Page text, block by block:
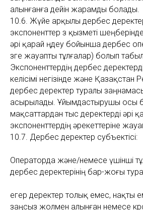
алынғанға дейін жарамды болады.
10.6. Жүйе арқылы дербес
экспоненттер өз қызметі
әрі қарай өңдеу бойынша дербес
өзге жауапты тұлғалар) болып
Экспоненттердің дербес деректерді
келісімі негізінде және
дербес деректер туралы
асырылады. Ұйымдастырушы осы
мақсаттардан тыс деректерді әрі
экспоненттердің әрекеттеріне
10.7. Дербес деректер субъектісі:
Операторда және/немесе үшінші
дербес деректерінің бар-жоғы
егер деректер толық емес, нақты
заңсыз жолмен алынған немесе